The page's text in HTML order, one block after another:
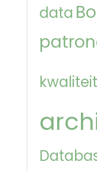
data
kwaliteit